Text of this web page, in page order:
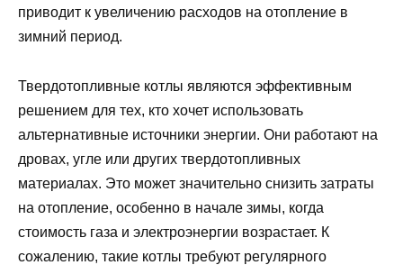
приводит к увеличению расходов на отопление в
зимний период.
Твердотопливные котлы являются эффективным
решением для тех, кто хочет использовать
альтернативные источники энергии. Они работают на
дровах, угле или других твердотопливных
материалах. Это может значительно снизить затраты
на отопление, особенно в начале зимы, когда
стоимость газа и электроэнергии возрастает. К
сожалению, такие котлы требуют регулярного